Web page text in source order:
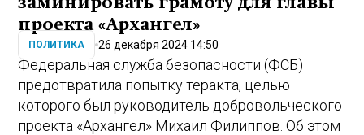
проекта «Архангел»
ПОЛИТИКА 26 декабря 2024 14:50
Федеральная служба безопасности (ФСБ)
предотвратила попытку теракта, целью
которого был руководитель добровольческого
проекта «Архангел» Михаил Филиппов. Об этом